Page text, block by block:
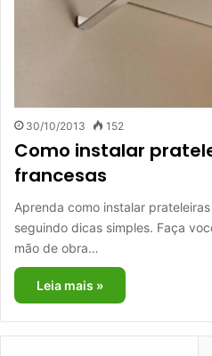
30/10/2013 152
Como instalar
francesas
Aprenda como instalar
seguindo dicas simples. Faça
mão de obra…
Leia mais »